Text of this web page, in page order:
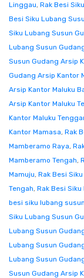
Linggau, Rak Besi
Besi Siku Lubang
Siku Lubang Susun
Lubang Susun
Susun Gudang Arsip
Gudang Arsip Kantor
Arsip Kantor Maluku
Arsip Kantor Maluku
Kantor Maluku
Kantor Mamasa, Rak
Mamberamo Raya,
Mamberamo Tengah,
Mamuju, Rak Besi
Tengah, Rak Besi
besi siku lubang
Siku Lubang Susun
Lubang Susun
Lubang Susun
Lubang Susun
Susun Gudang Arsip